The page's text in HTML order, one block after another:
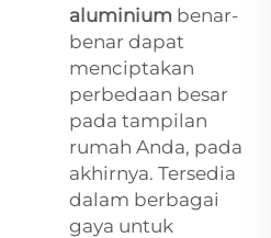
aluminium benar-
benar dapat
menciptakan
perbedaan besar
pada tampilan
rumah Anda, pada
akhirnya. Tersedia
dalam berbagai
gaya untuk